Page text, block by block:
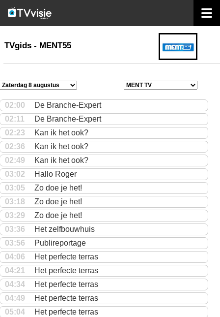
TVgids
TVgids - MENT55
02:00
De Branche-Expert
02:11
De Branche-Expert
02:23
Kan ik het ook?
02:36
Kan ik het ook?
02:49
Kan ik het ook?
03:02
Hallo Roger
03:05
Zo doe je het!
03:18
Zo doe je het!
03:29
Zo doe je het!
03:36
Het zelfbouwhuis
03:56
Publireportage
04:06
Het perfecte terras
04:21
Het perfecte terras
04:34
Het perfecte terras
04:49
Het perfecte terras
05:04
Het perfecte terras